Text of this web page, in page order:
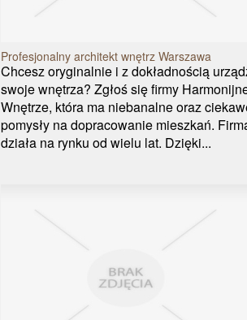
Profesjonalny architekt wnętrz Warszawa
Chcesz oryginalnie i z dokładnością
swoje wnętrza? Zgłoś się firmy
Wnętrze, która ma niebanalne oraz
pomysły na dopracowanie mieszkań.
działa na rynku od wielu lat. Dzięki...